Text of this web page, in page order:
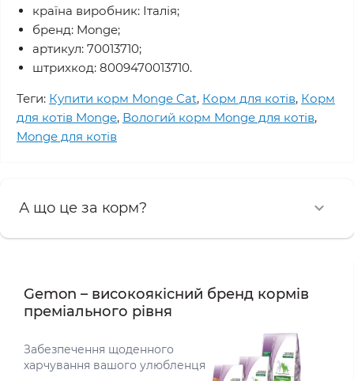
країна виробник: Італія;
бренд: Monge;
артикул: 70013710;
штрихкод: 8009470013710.
Теги: Купити корм Monge Cat, Корм для котів, Корм
для котів Monge, Вологий корм Monge для котів,
Monge для котів
А що це за корм?
Gemon – високоякісний бренд кормів
преміального рівня
Забезпечення щоденного
харчування вашого улюбленця